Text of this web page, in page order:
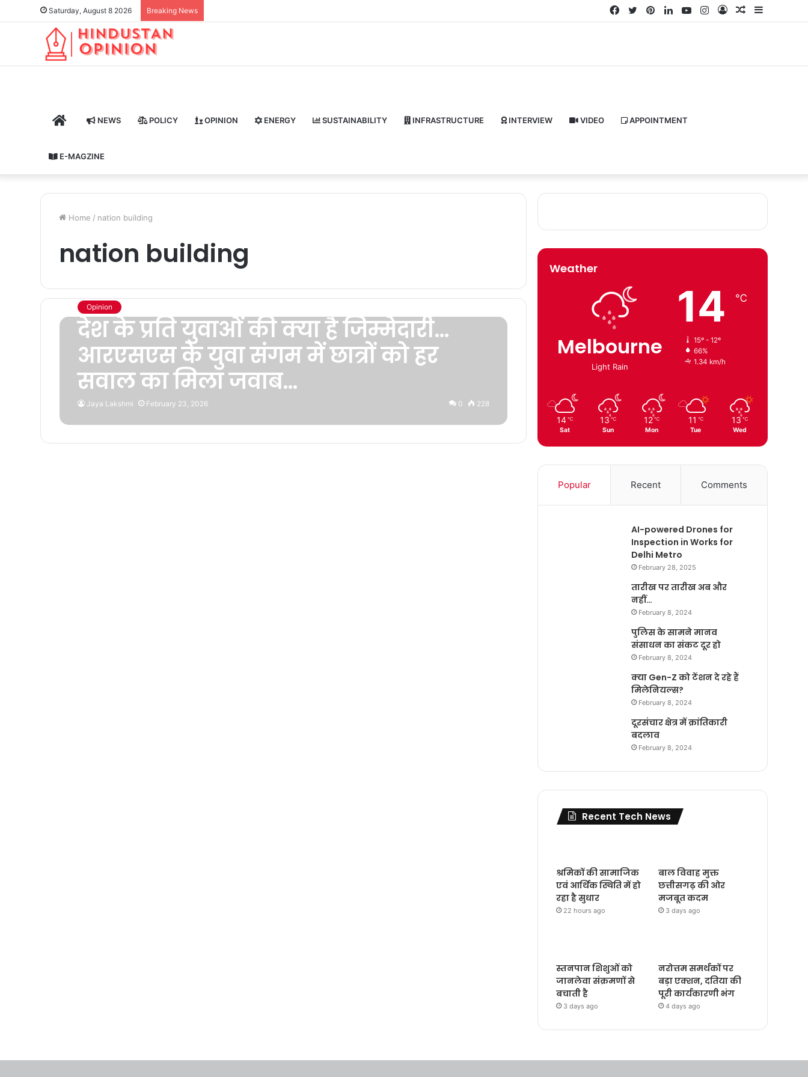
Saturday, August 8 2026 Breaking News
Random
Log
Instagram
YouTube
LinkedIn
Pinterest
Twitter
Facebook
HOME NEWS POLICY OPINION ENERGY SUSTAINABILITY INFRASTRUCTURE INTERVIEW VIDEO APPOINTMENT
E-MAGZINE
Home / nation building
nation building
Opinion
देश के प्रति युवाओं की क्या है जिम्मेदारी…
आरएसएस के युवा संगम में छात्रों को हर
सवाल का मिला जवाब…
Jaya Lakshmi February 23, 2026 0 228
Weather
Melbourne
Light Rain
14 ℃
15º - 12º
66%
1.34 km/h
14 ℃
Sat
13 ℃
Sun
12 ℃
Mon
11 ℃
Tue
13 ℃
Wed
Popular Recent Comments
AI-powered Drones for
Inspection in Works for
Delhi Metro
February 28, 2025
तारीख पर तारीख अब और
नहीं…
February 8, 2024
पुलिस के सामने मानव
संसाधन का संकट दूर हो
February 8, 2024
क्या Gen-Z को टेंशन दे रहे हैं
मिलेनियल्स?
February 8, 2024
दूरसंचार क्षेत्र में क्रांतिकारी
बदलाव
February 8, 2024
Recent Tech News
श्रमिकों की सामाजिक
एवं आर्थिक स्थिति में हो
रहा है सुधार
22 hours ago
बाल विवाह मुक्त
छत्तीसगढ़ की ओर
मजबूत कदम
3 days ago
स्तनपान शिशुओं को
जानलेवा संक्रमणों से
बचाती है
3 days ago
नरोत्तम समर्थकों पर
बड़ा एक्शन, दतिया की
पूरी कार्यकारणी भंग
4 days ago